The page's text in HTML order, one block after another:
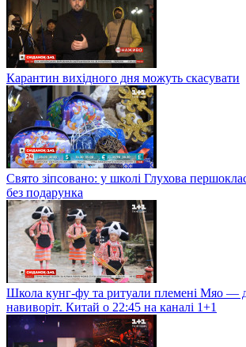
Карантин вихідного дня можуть скасувати
Свято зіпсовано: у школі Глухова
без подарунка
Школа кунг-фу та ритуали племені Мяо —
навиворіт. Китай о 22:45 на каналі 1+1